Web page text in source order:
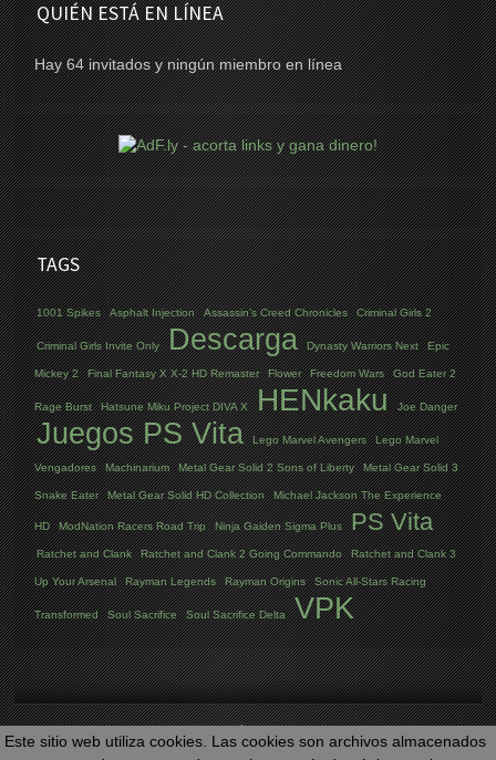
QUIÉN ESTÁ EN LÍNEA
Hay 64 invitados y ningún miembro en línea
TAGS
1001 Spikes Asphalt Injection Assassin’s Creed Chronicles Criminal Girls 2
Criminal Girls Invite Only Descarga Dynasty Warriors Next Epic
Mickey 2 Final Fantasy X X-2 HD Remaster Flower Freedom Wars God Eater 2
Rage Burst Hatsune Miku Project DIVA X HENkaku Joe Danger
Juegos PS Vita Lego Marvel Avengers Lego Marvel
Vengadores Machinarium Metal Gear Solid 2 Sons of Liberty Metal Gear Solid 3
Snake Eater Metal Gear Solid HD Collection Michael Jackson The Experience
HD ModNation Racers Road Trip Ninja Gaiden Sigma Plus PS Vita
Ratchet and Clank Ratchet and Clank 2 Going Commando Ratchet and Clank 3
Up Your Arsenal Rayman Legends Rayman Origins Sonic All-Stars Racing
Transformed Soul Sacrifice Soul Sacrifice Delta VPK
Este sitio web utiliza cookies. Las cookies son archivos almacenados